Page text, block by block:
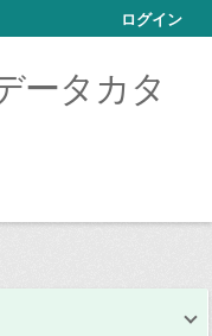
ログイン
ータカタ